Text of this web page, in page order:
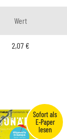
Wert
2,07€